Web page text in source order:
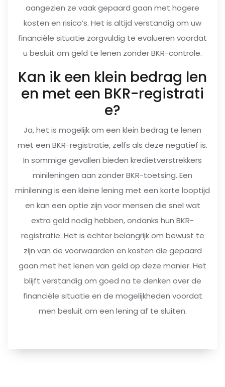
aangezien ze vaak gepaard gaan met hogere
kosten en risico’s. Het is altijd verstandig om uw
financiële situatie zorgvuldig te evalueren voordat
u besluit om geld te lenen zonder BKR-controle.
Kan ik een klein bedrag len
en met een BKR-registrati
e?
Ja, het is mogelijk om een klein bedrag te lenen
met een BKR-registratie, zelfs als deze negatief is.
In sommige gevallen bieden kredietverstrekkers
minileningen aan zonder BKR-toetsing. Een
minilening is een kleine lening met een korte looptijd
en kan een optie zijn voor mensen die snel wat
extra geld nodig hebben, ondanks hun BKR-
registratie. Het is echter belangrijk om bewust te
zijn van de voorwaarden en kosten die gepaard
gaan met het lenen van geld op deze manier. Het
blijft verstandig om goed na te denken over de
financiële situatie en de mogelijkheden voordat
men besluit om een lening af te sluiten.